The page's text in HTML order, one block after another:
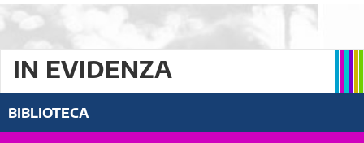
IN EVIDENZA
BIBLIOTECA